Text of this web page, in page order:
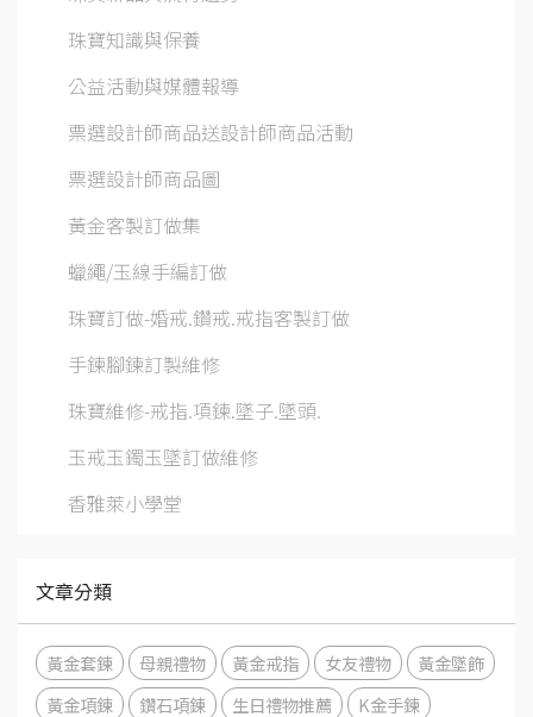
珠寶知識與保養
公益活動與媒體報導
票選設計師商品送設計師商品活動
票選設計師商品圖
黃金客製訂做集
蠟繩/玉線手編訂做
珠寶訂做-婚戒.鑽戒.戒指客製訂做
手鍊腳鍊訂製維修
珠寶維修-戒指.項鍊.墜子.墜頭.
玉戒玉鐲玉墜訂做維修
香雅萊小學堂
文章分類
黃金套鍊 母親禮物 黃金戒指 女友禮物
黃金墜飾
黃金項鍊
鑽石項鍊 生日禮物推薦 K金手鍊